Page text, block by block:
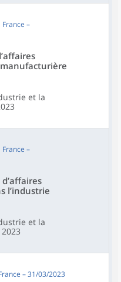
France –
et la
France –
l’industrie
et la
– 31/03/2023